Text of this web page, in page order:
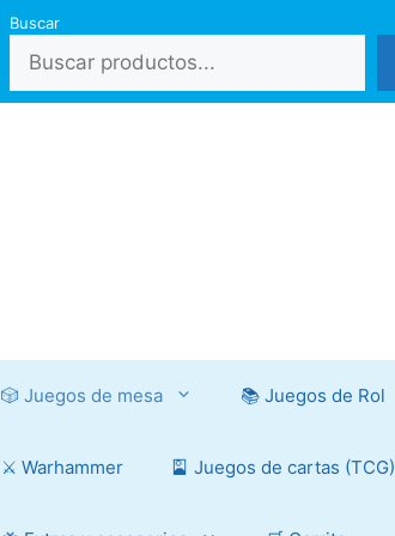
Buscar
🎲 Juegos de mesa 📚 Juegos de Rol
⚔️ Warhammer 🎴 Juegos de cartas (TCG)